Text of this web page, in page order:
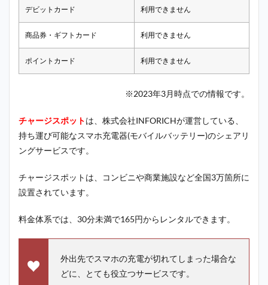
デビットカード 利用できません
商品券・ギフトカード 利用できません
ポイントカード 利用できません
※2023年3月時点での情報です。
チャージスポットは、株式会社INFORICHが運営している、
持ち運び可能なスマホ充電器(モバイルバッテリー)のシェアリ
ングサービスです。
チャージスポットは、コンビニや商業施設など全国3万箇所に
設置されています。
料金体系では、30分未満で165円からレンタルできます。
外出先でスマホの充電が切れてしまった場合な
どに、とても役立つサービスです。